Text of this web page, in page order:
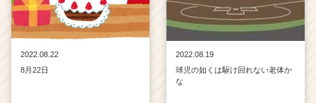
2022.08.22
8月22日
2022.08.19
球児の如くは駆け回れない老体か
な